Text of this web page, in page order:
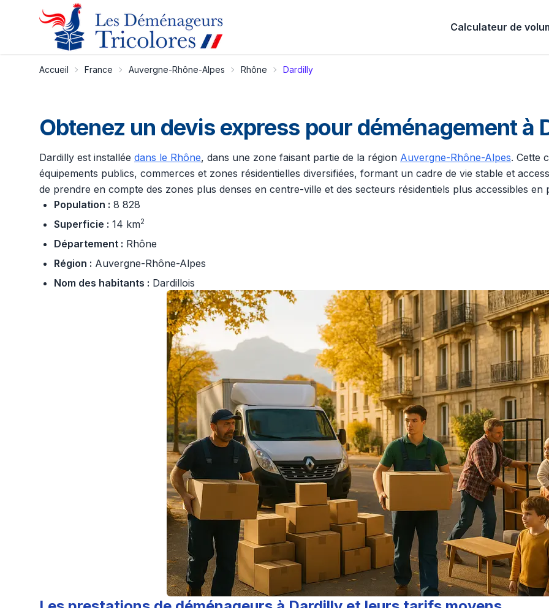
Calculateur de
Accueil France Auvergne-Rhône-Alpes Rhône Dardilly
Obtenez un devis express pour déménagement à
Dardilly est installée dans le Rhône, dans une zone faisant partie de la région Auvergne-Rhône-Alpes. Cette
équipements publics, commerces et zones résidentielles diversifiées, formant un cadre de vie stable et
de prendre en compte des zones plus denses en centre-ville et des secteurs résidentiels plus accessibles en
Population : 8 828
Superficie : 14 km2
Département : Rhône
Région : Auvergne-Rhône-Alpes
Nom des habitants : Dardillois